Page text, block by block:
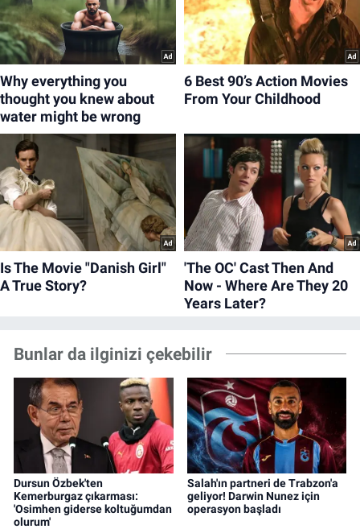
Bunlar da ilginizi çekebilir
Dursun Özbek'ten
Kemerburgaz çıkarması:
'Osimhen giderse koltuğumdan
olurum'
Salah'ın partneri de Trabzon'a
geliyor! Darwin Nunez için
operasyon başladı